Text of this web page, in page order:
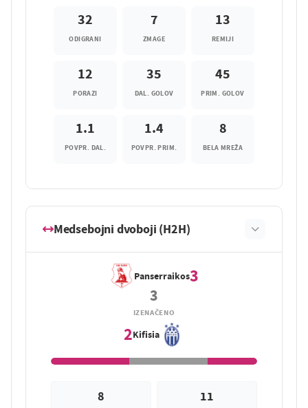
32
ODIGRANI
7
ZMAGE
13
REMIJI
12
PORAZI
35
DAL. GOLOV
45
PRIM. GOLOV
1.1
POVPR. DAL.
1.4
POVPR. PRIM.
8
BELA MREŽA
Medsebojni dvoboji (H2H)
Panserraikos3
3
IZENAČENO
2Kifisia
8 11